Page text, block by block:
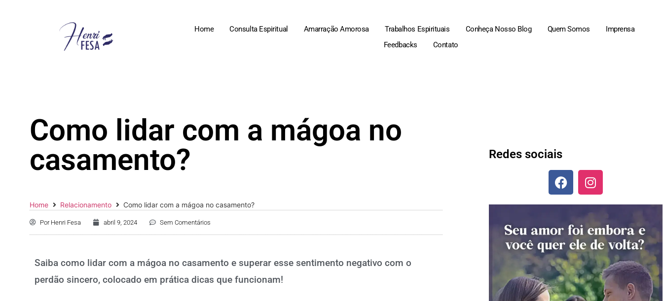
Home Consulta Espiritual Amarração Amorosa Trabalhos Espirituais Conheça Nosso Blog Quem Somos
Imprensa
Feedbacks
Contato
Como lidar com a mágoa no
casamento?
Home Relacionamento Como lidar com a mágoa no casamento?
PorHenri Fesa abril 9, 2024 Sem Comentários
Saiba como lidar com a mágoa no casamento e superar esse sentimento negativo com o
perdão sincero, colocado em prática dicas que funcionam!
Redes sociais